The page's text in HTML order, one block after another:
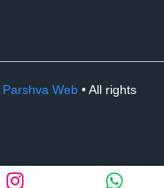
Parshva Web • All rights